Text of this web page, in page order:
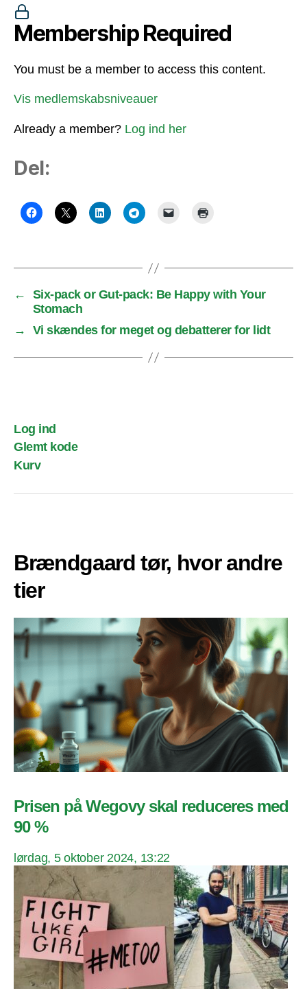
Membership Required
You must be a member to access this content.
Vis medlemskabsniveauer
Already a member? Log ind her
Del:
←
Six-pack or Gut-pack: Be Happy with Your
Stomach
→
Vi skændes for meget og debatterer for lidt
Log ind
Glemt kode
Kurv
Brændgaard tør, hvor andre
tier
Prisen på Wegovy skal reduceres med
90 %
lørdag, 5 oktober 2024, 13:22